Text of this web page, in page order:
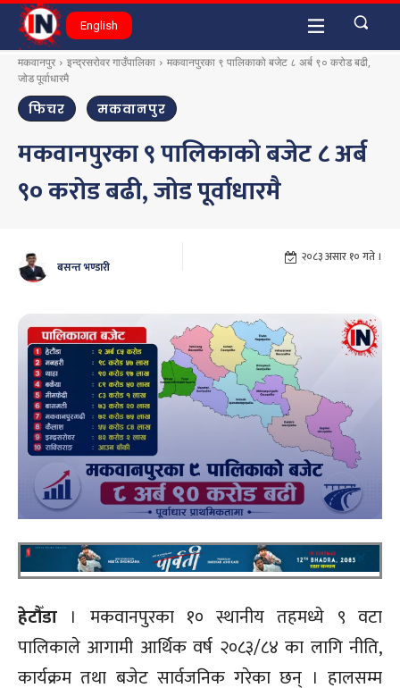
English
मकवानपुर इन्द्रसरोवर गाउँपालिका
मकवानपुरका ९ पालिकाको बजेट ८ अर्ब ९० करोड बढी,
जोड पूर्वाधारमै
फिचर मकवानपुर
मकवानपुरका ९ पालिकाको बजेट ८ अर्ब
९० करोड बढी, जोड पूर्वाधारमै
बसन्त भण्डारी
२०८३ असार १० गते ।
हेटौँडा । मकवानपुरका १० स्थानीय तहमध्ये ९ वटा
पालिकाले आगामी आर्थिक वर्ष २०८३/८४ का लागि नीति,
कार्यक्रम तथा बजेट सार्वजनिक गरेका छन् । हालसम्म